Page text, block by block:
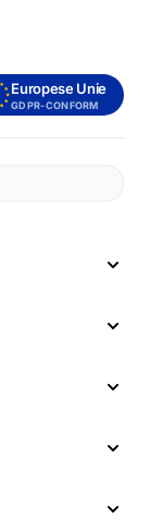
Europese Unie
GDPR-CONFORM